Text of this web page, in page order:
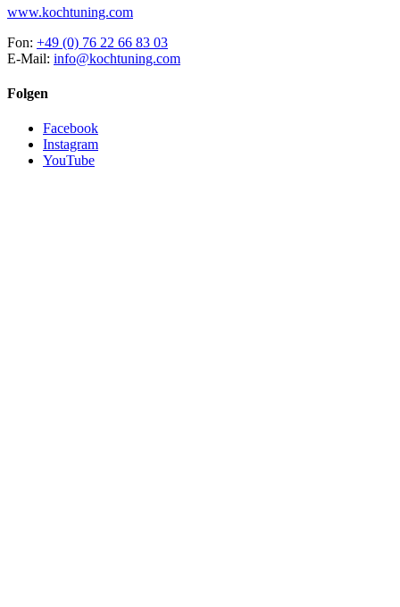
www.kochtuning.com
Fon: +49 (0) 76 22 66 83 03
E-Mail: info@kochtuning.com
Folgen
Facebook
Instagram
YouTube